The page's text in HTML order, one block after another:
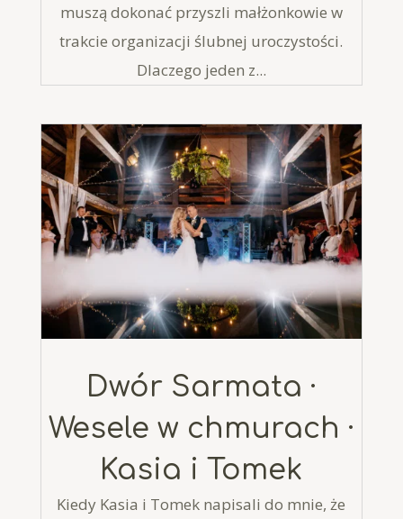
muszą dokonać przyszli małżonkowie w
trakcie organizacji ślubnej uroczystości.
Dlaczego jeden z...
Dwór Sarmata ·
Wesele w chmurach ·
Kasia i Tomek
Kiedy Kasia i Tomek napisali do mnie, że